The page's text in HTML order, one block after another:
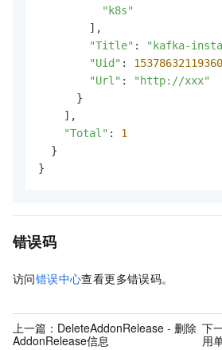
"k8s"
        ],
"Title" : "kafka-
"Uid" :
"Url" :
"http://xxx"
      }
    ],
"Total" : 1
  }
}
错误码
访问错误中心查看更多错误码。
上一篇： DeleteAddonRelease - 删除
AddonRelease信息
下
用